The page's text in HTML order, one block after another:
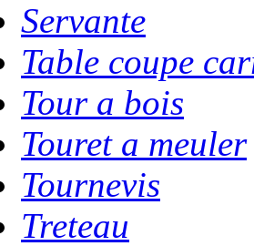
Servante
Table coupe
Tour a bois
Touret a meuler
Tournevis
Treteau